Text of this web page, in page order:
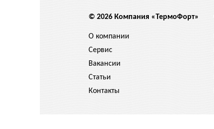
© 2026 Компания «ТермоФорт»
О компании
Сервис
Вакансии
Статьи
Контакты